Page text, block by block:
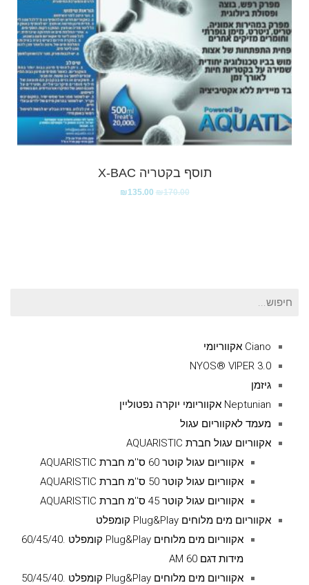
תוסף בקטריה X-BAC
₪170.00
₪135.00
חיפוש
Ciano אקווריומי
NYOS® VIPER 3.0
גיזמן
Neptunian אקווריומי יוקרה נפטוליין
מעמד לאקווריום עגול
אקווריום עגול חברת AQUARISTIC
אקווריום עגול קוטר 60 ס''מ חברת AQUARISTIC
אקווריום עגול קוטר 50 ס''מ חברת AQUARISTIC
אקווריום עגול קוטר 45 ס''מ חברת AQUARISTIC
אקווריום מים מלוחים Plug&Play קומפלט
אקווריום מים מלוחים Plug&Play קומפלט .60/45/40
מידות דגם AM 60
אקווריום מים מלוחים Plug&Play קומפלט .50/45/40